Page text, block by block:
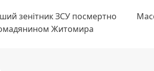
зенітник ЗСУ посмертно
Житомира